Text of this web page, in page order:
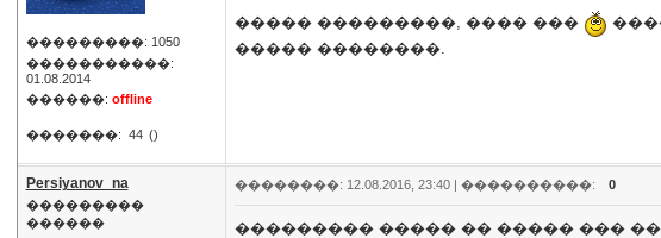
���������: 1050
�����������:
01.08.2014
������: offline
�������: 44 ()
����� ���������, ���� ���
����� ��������.
Persiyanov_na
���������
������
��������: 12.08.2016, 23:40 | ����������: 0
��������� ����� �� ����� ���